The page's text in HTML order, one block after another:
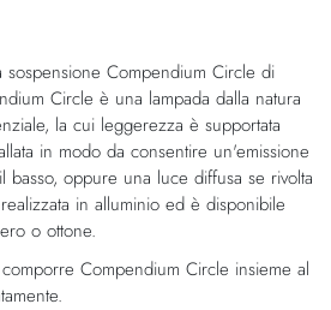
sospensione Compendium Circle di
Circle è una lampada dalla natura
la cui leggerezza è supportata
in modo da consentire un'emissione
basso, oppure una luce diffusa se rivolta
in alluminio ed è disponibile
o ottone.
Compendium Circle insieme al